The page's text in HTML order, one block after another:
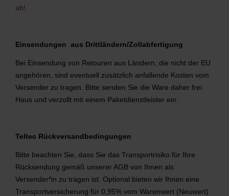
ab!
Einsendungen aus Drittländern/Zollabfertigung
Bei Einsendung von Retouren aus Ländern, die nicht der EU
angehören, sind eventuell zusätzlich anfallende Kosten vom
Versender zu tragen. Bitte senden Sie die Ware daher frei
Haus und verzollt mit einem Paketdienstleister ein.
Teltec Rückversandbedingungen
Bitte beachten Sie, dass Sie das Transportrisiko für Ihre
Rücksendung gemäß unserer AGB von Ihnen als
Versender*in zu tragen ist. Optional bieten wir Ihnen eine
Transportversicherung für 0,95% vom Warenwert (Neuwert)